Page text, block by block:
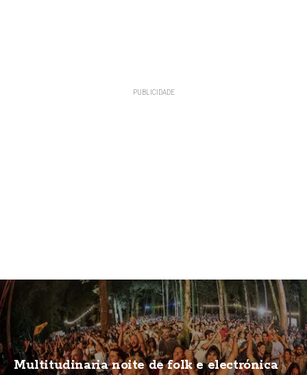
Multitudinaria noite de folk e electrónica